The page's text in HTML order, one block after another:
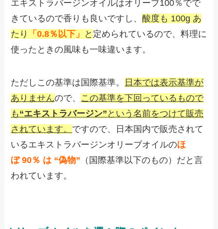
エキストラバージンオイルはオリーブ100％でで
きているので香りも良いですし、酸度も 100g あ
たり
「0.8％以下」 と 定められているので、料理に
使ったときの風味も一味違います。
ただしこの基準は国際基準。
日本では表示基準が
ありませんので、 この基準を下回っているもので
も “エキストラバージン” という名前をつけて販売
されています。 ですので、日本国内で販売されて
いるエキストラバージンオリーブオイルのほ
ぼ 90％ は “偽物” （国際基準以下のもの）だと言
われています。